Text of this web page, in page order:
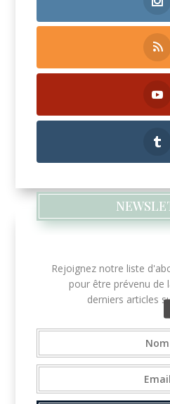
Rejoignez notre liste
pour être prévenu de
derniers articles